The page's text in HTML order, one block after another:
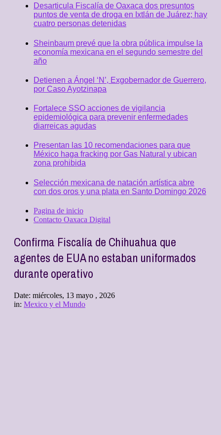
Desarticula Fiscalía de Oaxaca dos presuntos
puntos de venta de droga en Ixtlán de Juárez; hay
cuatro personas detenidas
Sheinbaum prevé que la obra pública impulse la
economía mexicana en el segundo semestre del
año
Detienen a Ángel ‘N’, Exgobernador de Guerrero,
por Caso Ayotzinapa
Fortalece SSO acciones de vigilancia
epidemiológica para prevenir enfermedades
diarreicas agudas
Presentan las 10 recomendaciones para que
México haga fracking por Gas Natural y ubican
zona prohibida
Selección mexicana de natación artística abre
con dos oros y una plata en Santo Domingo 2026
Pagina de inicio
Contacto Oaxaca Digital
Confirma Fiscalía de Chihuahua que
agentes de EUA no estaban uniformados
durante operativo
Date: miércoles, 13 mayo , 2026
in: Mexico y el Mundo